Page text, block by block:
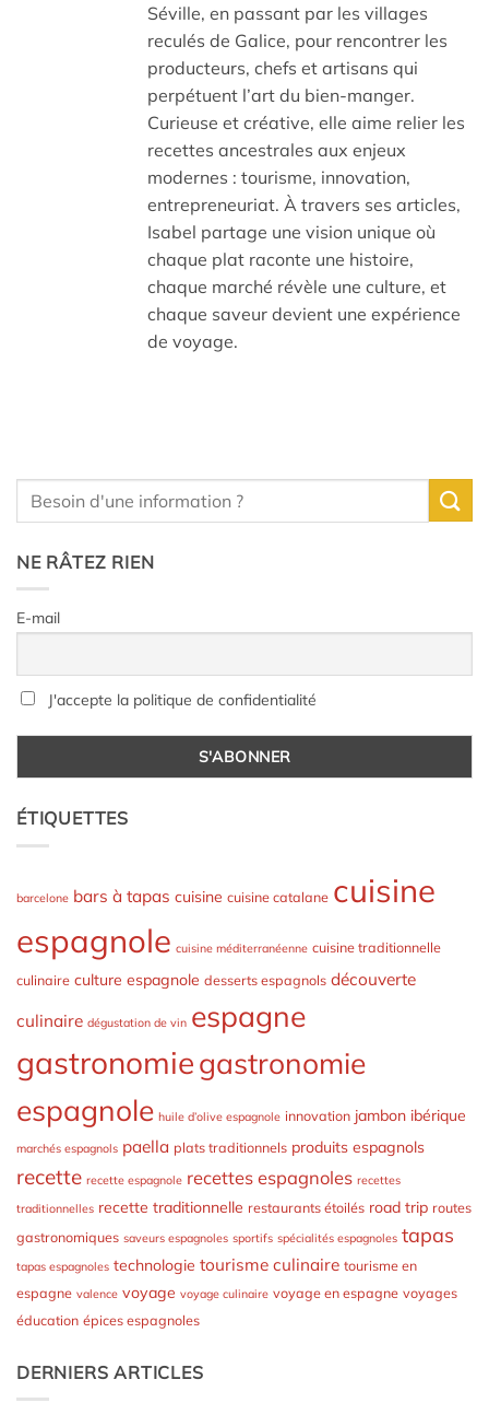
Séville, en passant par les villages
reculés de Galice, pour rencontrer les
producteurs, chefs et artisans qui
perpétuent l’art du bien-manger.
Curieuse et créative, elle aime relier les
recettes ancestrales aux enjeux
modernes : tourisme, innovation,
entrepreneuriat. À travers ses articles,
Isabel partage une vision unique où
chaque plat raconte une histoire,
chaque marché révèle une culture, et
chaque saveur devient une expérience
de voyage.
NE RÂTEZ RIEN
E-mail
J'accepte la politique de confidentialité
ÉTIQUETTES
barcelone bars à tapas cuisine cuisine catalane cuisine
espagnole cuisine méditerranéenne cuisine traditionnelle
culinaire culture espagnole desserts espagnols découverte
culinaire dégustation de vin espagne
gastronomiegastronomie
espagnole huile d’olive espagnole innovation jambon ibérique
marchés espagnols paella plats traditionnels produits espagnols
recette recette espagnole recettes espagnoles recettes
traditionnelles recette traditionnelle restaurants étoilés road trip routes
gastronomiques saveurs espagnoles sportifs spécialités espagnoles tapas
tapas espagnoles technologie tourisme culinaire tourisme en
espagne valence voyage voyage culinaire voyage en espagne voyages
éducation épices espagnoles
DERNIERS ARTICLES